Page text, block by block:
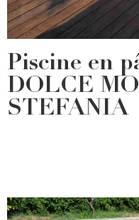
Piscine en
DOLCE
STEFANIA